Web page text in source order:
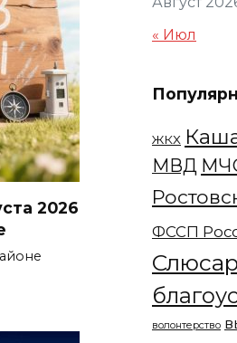
2026
« Июл
ЖКХ
МВД
ФССП
волонтерство